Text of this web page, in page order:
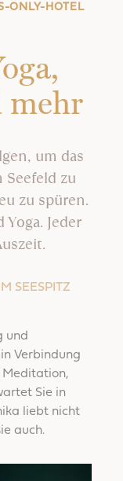
ONLY-HOTEL
mehr
um das
zu
zu spüren.
Jeder
SEESPITZ
und
Verbindung
Meditation,
Sie in
liebt nicht
auch.